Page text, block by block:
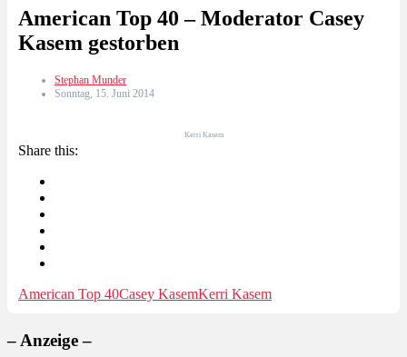
American Top 40 – Moderator Casey
Kasem gestorben
Stephan Munder
Sonntag, 15. Juni 2014
Kerri Kasem
Share this:
American Top 40Casey KasemKerri Kasem
– Anzeige –